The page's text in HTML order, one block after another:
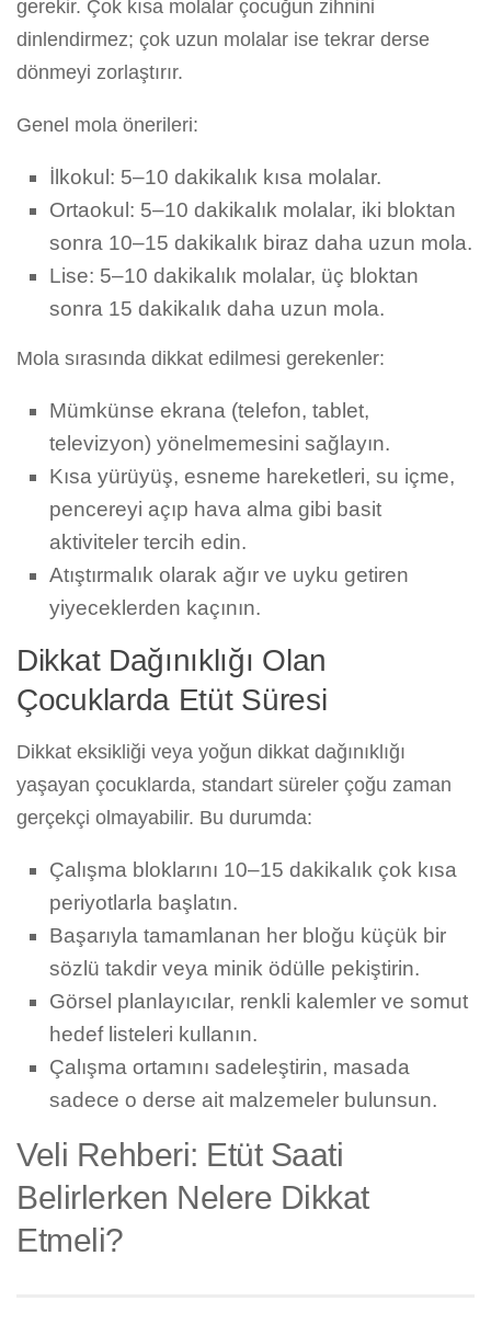
gerekir. Çok kısa molalar çocuğun zihnini
dinlendirmez; çok uzun molalar ise tekrar derse
dönmeyi zorlaştırır.
Genel mola önerileri:
İlkokul: 5–10 dakikalık kısa molalar.
Ortaokul: 5–10 dakikalık molalar, iki bloktan
sonra 10–15 dakikalık biraz daha uzun mola.
Lise: 5–10 dakikalık molalar, üç bloktan
sonra 15 dakikalık daha uzun mola.
Mola sırasında dikkat edilmesi gerekenler:
Mümkünse ekrana (telefon, tablet,
televizyon) yönelmemesini sağlayın.
Kısa yürüyüş, esneme hareketleri, su içme,
pencereyi açıp hava alma gibi basit
aktiviteler tercih edin.
Atıştırmalık olarak ağır ve uyku getiren
yiyeceklerden kaçının.
Dikkat Dağınıklığı Olan
Çocuklarda Etüt Süresi
Dikkat eksikliği veya yoğun dikkat dağınıklığı
yaşayan çocuklarda, standart süreler çoğu zaman
gerçekçi olmayabilir. Bu durumda:
Çalışma bloklarını 10–15 dakikalık çok kısa
periyotlarla başlatın.
Başarıyla tamamlanan her bloğu küçük bir
sözlü takdir veya minik ödülle pekiştirin.
Görsel planlayıcılar, renkli kalemler ve somut
hedef listeleri kullanın.
Çalışma ortamını sadeleştirin, masada
sadece o derse ait malzemeler bulunsun.
Veli Rehberi: Etüt Saati
Belirlerken Nelere Dikkat
Etmeli?